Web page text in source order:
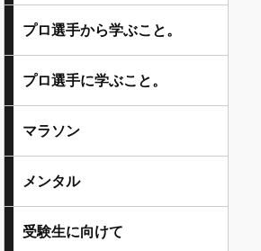
プロ選手から学ぶこと。
プロ選手に学ぶこと。
マラソン
メンタル
受験生に向けて